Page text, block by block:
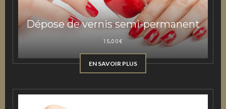
Dépose de vernis semi-permanent
15,00€
EN SAVOIR PLUS